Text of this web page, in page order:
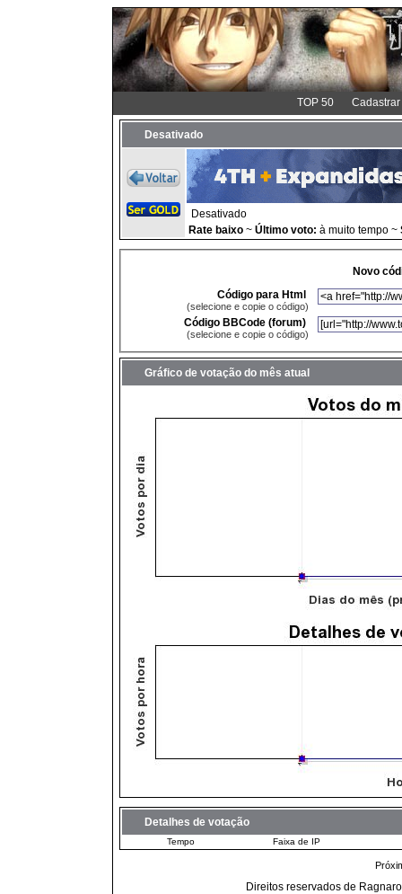
TOP 50 Cadastrar
Desativado
Desativado
Rate baixo ~ Último voto: à muito tempo ~
Novo
Código para Html
(selecione e copie o código)
Código BBCode (forum)
(selecione e copie o código)
Gráfico de votação do mês atual
Detalhes de votação
Tempo Faixa de IP
Direitos reservados de